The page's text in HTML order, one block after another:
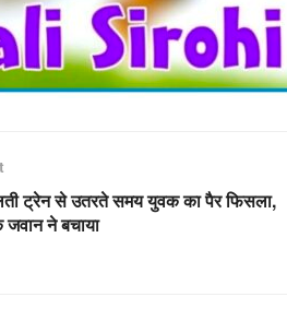
ट्रेन से उतरते समय युवक का पैर फिसला,
ने बचाया